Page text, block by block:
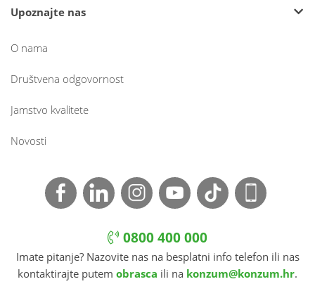
Upoznajte nas
O nama
Društvena odgovornost
Jamstvo kvalitete
Novosti
0800 400 000
Imate pitanje? Nazovite nas na besplatni info telefon ili nas
kontaktirajte putem obrasca ili na konzum@konzum.hr.